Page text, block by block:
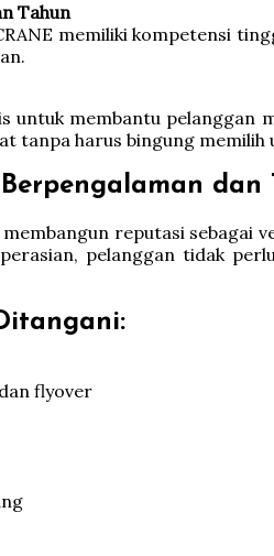
Tahun
memiliki kompetensi
untuk membantu
tanpa harus bingung memilih
Berpengalaman
membangun reputasi sebagai
pelanggan tidak
flyover